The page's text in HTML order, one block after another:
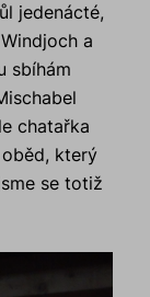
jedenácté,
a
sbíhám
chatařka
který
se totiž